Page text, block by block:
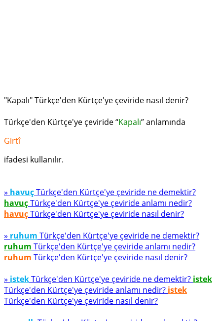
"Kapalı" Türkçe'den Kürtçe'ye çeviride nasıl denir?
Türkçe'den Kürtçe'ye çeviride “Kapalı” anlamında
Girtî
ifadesi kullanılır.
» havuçTürkçe'den Kürtçe'ye çeviride ne demektir?
havuçTürkçe'den Kürtçe'ye çeviride anlamı nedir?
havuçTürkçe'den Kürtçe'ye çeviride nasıl denir?
» ruhum Türkçe'den Kürtçe'ye çeviride ne demektir?
ruhum Türkçe'den Kürtçe'ye çeviride anlamı nedir?
ruhum Türkçe'den Kürtçe'ye çeviride nasıl denir?
» istekTürkçe'den Kürtçe'ye çeviride ne demektir? istek
Türkçe'den Kürtçe'ye çeviride anlamı nedir? istek
Türkçe'den Kürtçe'ye çeviride nasıl denir?